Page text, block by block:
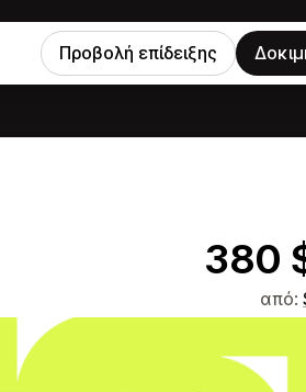
Προβολή επίδειξης
380
από: